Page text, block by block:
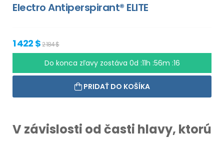
Electro Antiperspirant® ELITE
1 422 $2 184 $
Do konca zľavy zostáva 0d :11h :56m :15
PRIDAŤ DO KOŠÍKA
V závislosti od časti hlavy, ktorú